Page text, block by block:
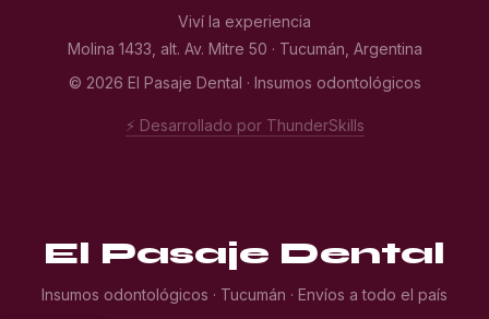
Viví la experiencia
Molina 1433, alt. Av. Mitre 50 · Tucumán, Argentina
© 2026 El Pasaje Dental · Insumos odontológicos
⚡ Desarrollado por ThunderSkills
El Pasaje Dental
Insumos odontológicos · Tucumán · Envíos a todo el país